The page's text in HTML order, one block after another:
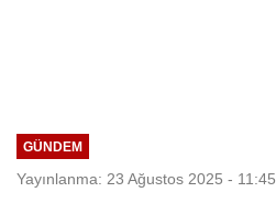
GÜNDEM
Yayınlanma: 23 Ağustos 2025 - 11:45